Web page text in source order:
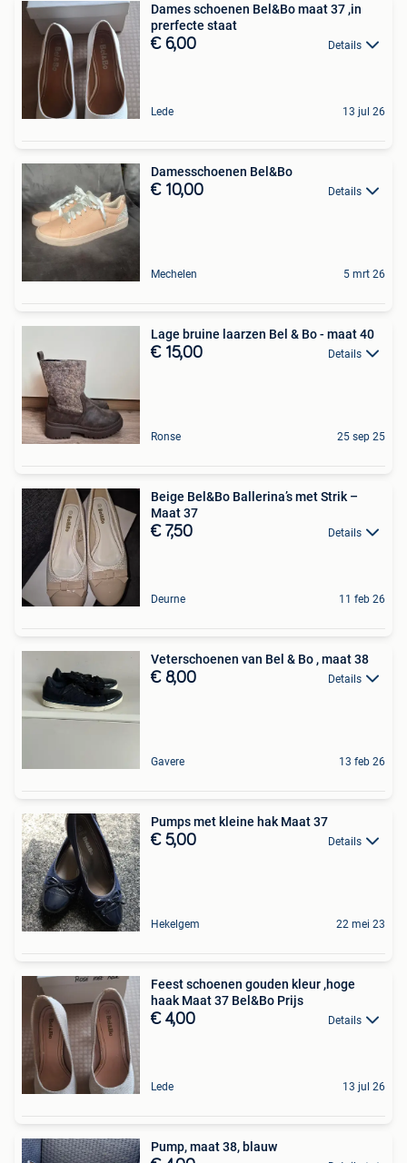
Dames schoenen Bel&Bo maat 37 ,in
prerfecte staat
€ 6,00 Details
Lede 13 jul 26
Damesschoenen Bel&Bo
€ 10,00 Details
Mechelen 5 mrt 26
Lage bruine laarzen Bel & Bo - maat 40
€ 15,00 Details
Ronse 25 sep 25
Beige Bel&Bo Ballerina’s met Strik –
Maat 37
€ 7,50 Details
Deurne 11 feb 26
Veterschoenen van Bel & Bo , maat 38
€ 8,00 Details
Gavere 13 feb 26
Pumps met kleine hak Maat 37
€ 5,00 Details
Hekelgem 22 mei 23
Feest schoenen gouden kleur ,hoge
haak Maat 37 Bel&Bo Prijs
€ 4,00 Details
Lede 13 jul 26
Pump, maat 38, blauw